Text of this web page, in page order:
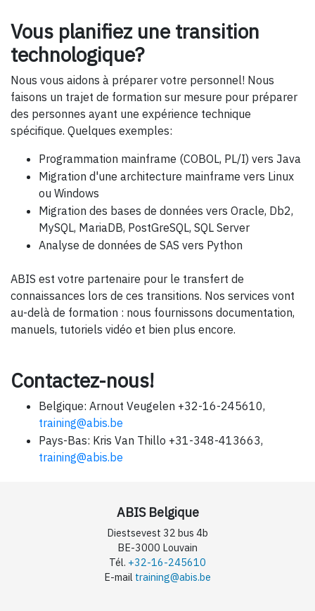
Vous planifiez une transition
technologique?
Nous vous aidons à préparer votre personnel! Nous
faisons un trajet de formation sur mesure pour préparer
des personnes ayant une expérience technique
spécifique. Quelques exemples:
Programmation mainframe (COBOL, PL/I) vers Java
Migration d'une architecture mainframe vers Linux
ou Windows
Migration des bases de données vers Oracle, Db2,
MySQL, MariaDB, PostGreSQL, SQL Server
Analyse de données de SAS vers Python
ABIS est votre partenaire pour le transfert de
connaissances lors de ces transitions. Nos services vont
au-delà de formation : nous fournissons documentation,
manuels, tutoriels vidéo et bien plus encore.
Contactez-nous!
Belgique: Arnout Veugelen +32-16-245610,
training@abis.be
Pays-Bas: Kris Van Thillo +31-348-413663,
training@abis.be
ABIS Belgique
Diestsevest 32 bus 4b
BE-3000 Louvain
Tél. +32-16-245610
E-mail training@abis.be